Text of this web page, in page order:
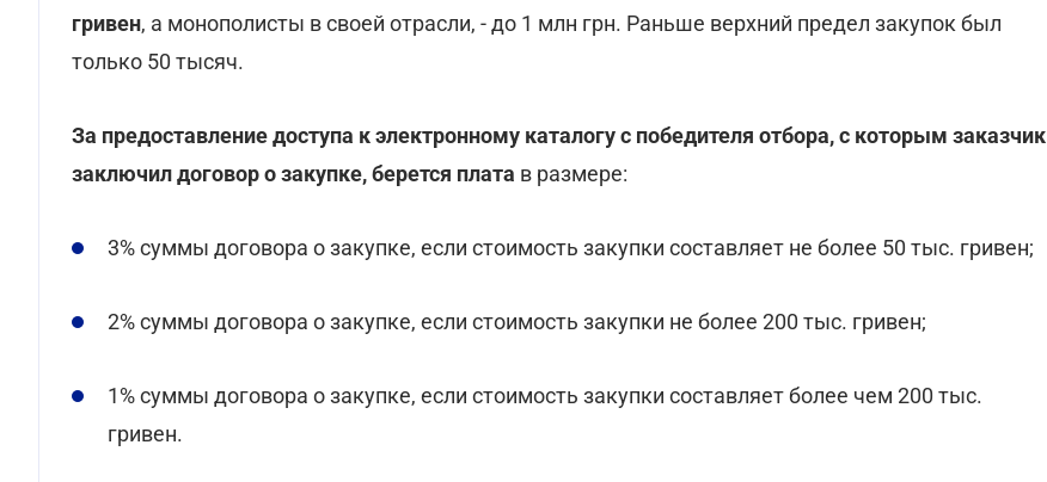
гривен, а монополисты в своей отрасли, - до 1 млн грн. Раньше верхний предел закупок был
только 50 тысяч.
За предоставление доступа к электронному каталогу с победителя отбора, с которым заказчик
заключил договор о закупке, берется плата в размере:
3% суммы договора о закупке, если стоимость закупки составляет не более 50 тыс. гривен;
2% суммы договора о закупке, если стоимость закупки не более 200 тыс. гривен;
1% суммы договора о закупке, если стоимость закупки составляет более чем 200 тыс.
гривен.